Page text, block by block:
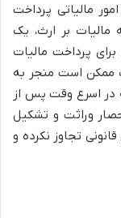
مالیاتی پرداخت
مالیات بر ارث، یک
پرداخت مالیات
ممکن است منجر به
در اسرع وقت پس از
وراثت و تشکیل
تجاوز نکرده و